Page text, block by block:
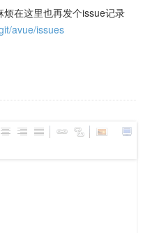
在这里也再发个issue记录
avue/issues